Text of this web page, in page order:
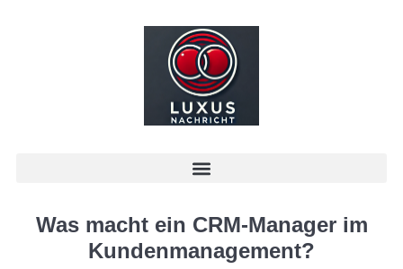
Was macht ein CRM-Manager im
Kundenmanagement?